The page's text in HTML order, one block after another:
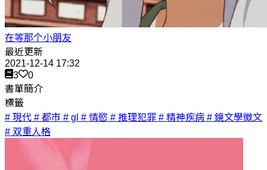
在等那个小朋友
最近更新
2021-12-14 17:32
3
0
書單簡介
標籤
# 現代 # 都市 # gl # 情慾 # 推理犯罪 # 精神疾病 # 鏡文學徵文
# 双重人格